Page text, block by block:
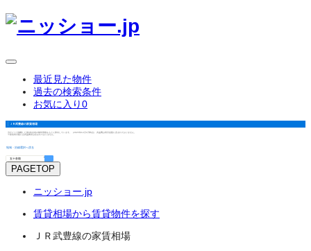
最近見た物件
過去の検索条件
お気に入り0
ＪＲ武豊線の家賃相場
当サイトで掲載した築3年以内の物件情報をもとに算出しています。（2025年12月1日時点） 共益費は表示金額に含まれておりません。
※家賃表示額には共益費等は含まれておりません。
地域・沿線選択へ戻る
PAGETOP
ニッショー.jp
賃貸相場から賃貸物件を探す
ＪＲ武豊線の家賃相場